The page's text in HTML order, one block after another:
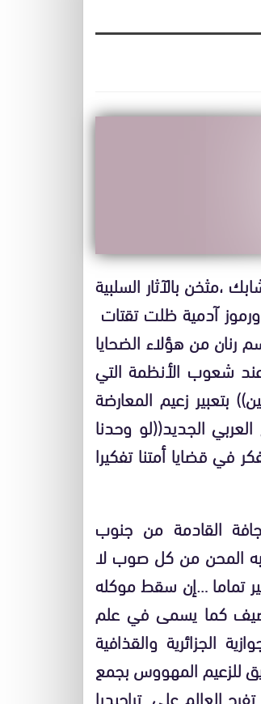
،مثخن بالآثار السلبية
آدمية ظلت تقتات
رنان من هؤلاء الضحايا
شعوب الأنظمة التي
زعيم المعارضة
الجديد((لو وحدنا
في قضايا أمتنا تفكيرا
القادمة من جنوب
به المحن من كل صوب لا
تماما …إن سقط موكله
كما يسمى في علم
الجزائرية والقذافية
للزعيم المهووس بجمع
العالم على تراجيديا